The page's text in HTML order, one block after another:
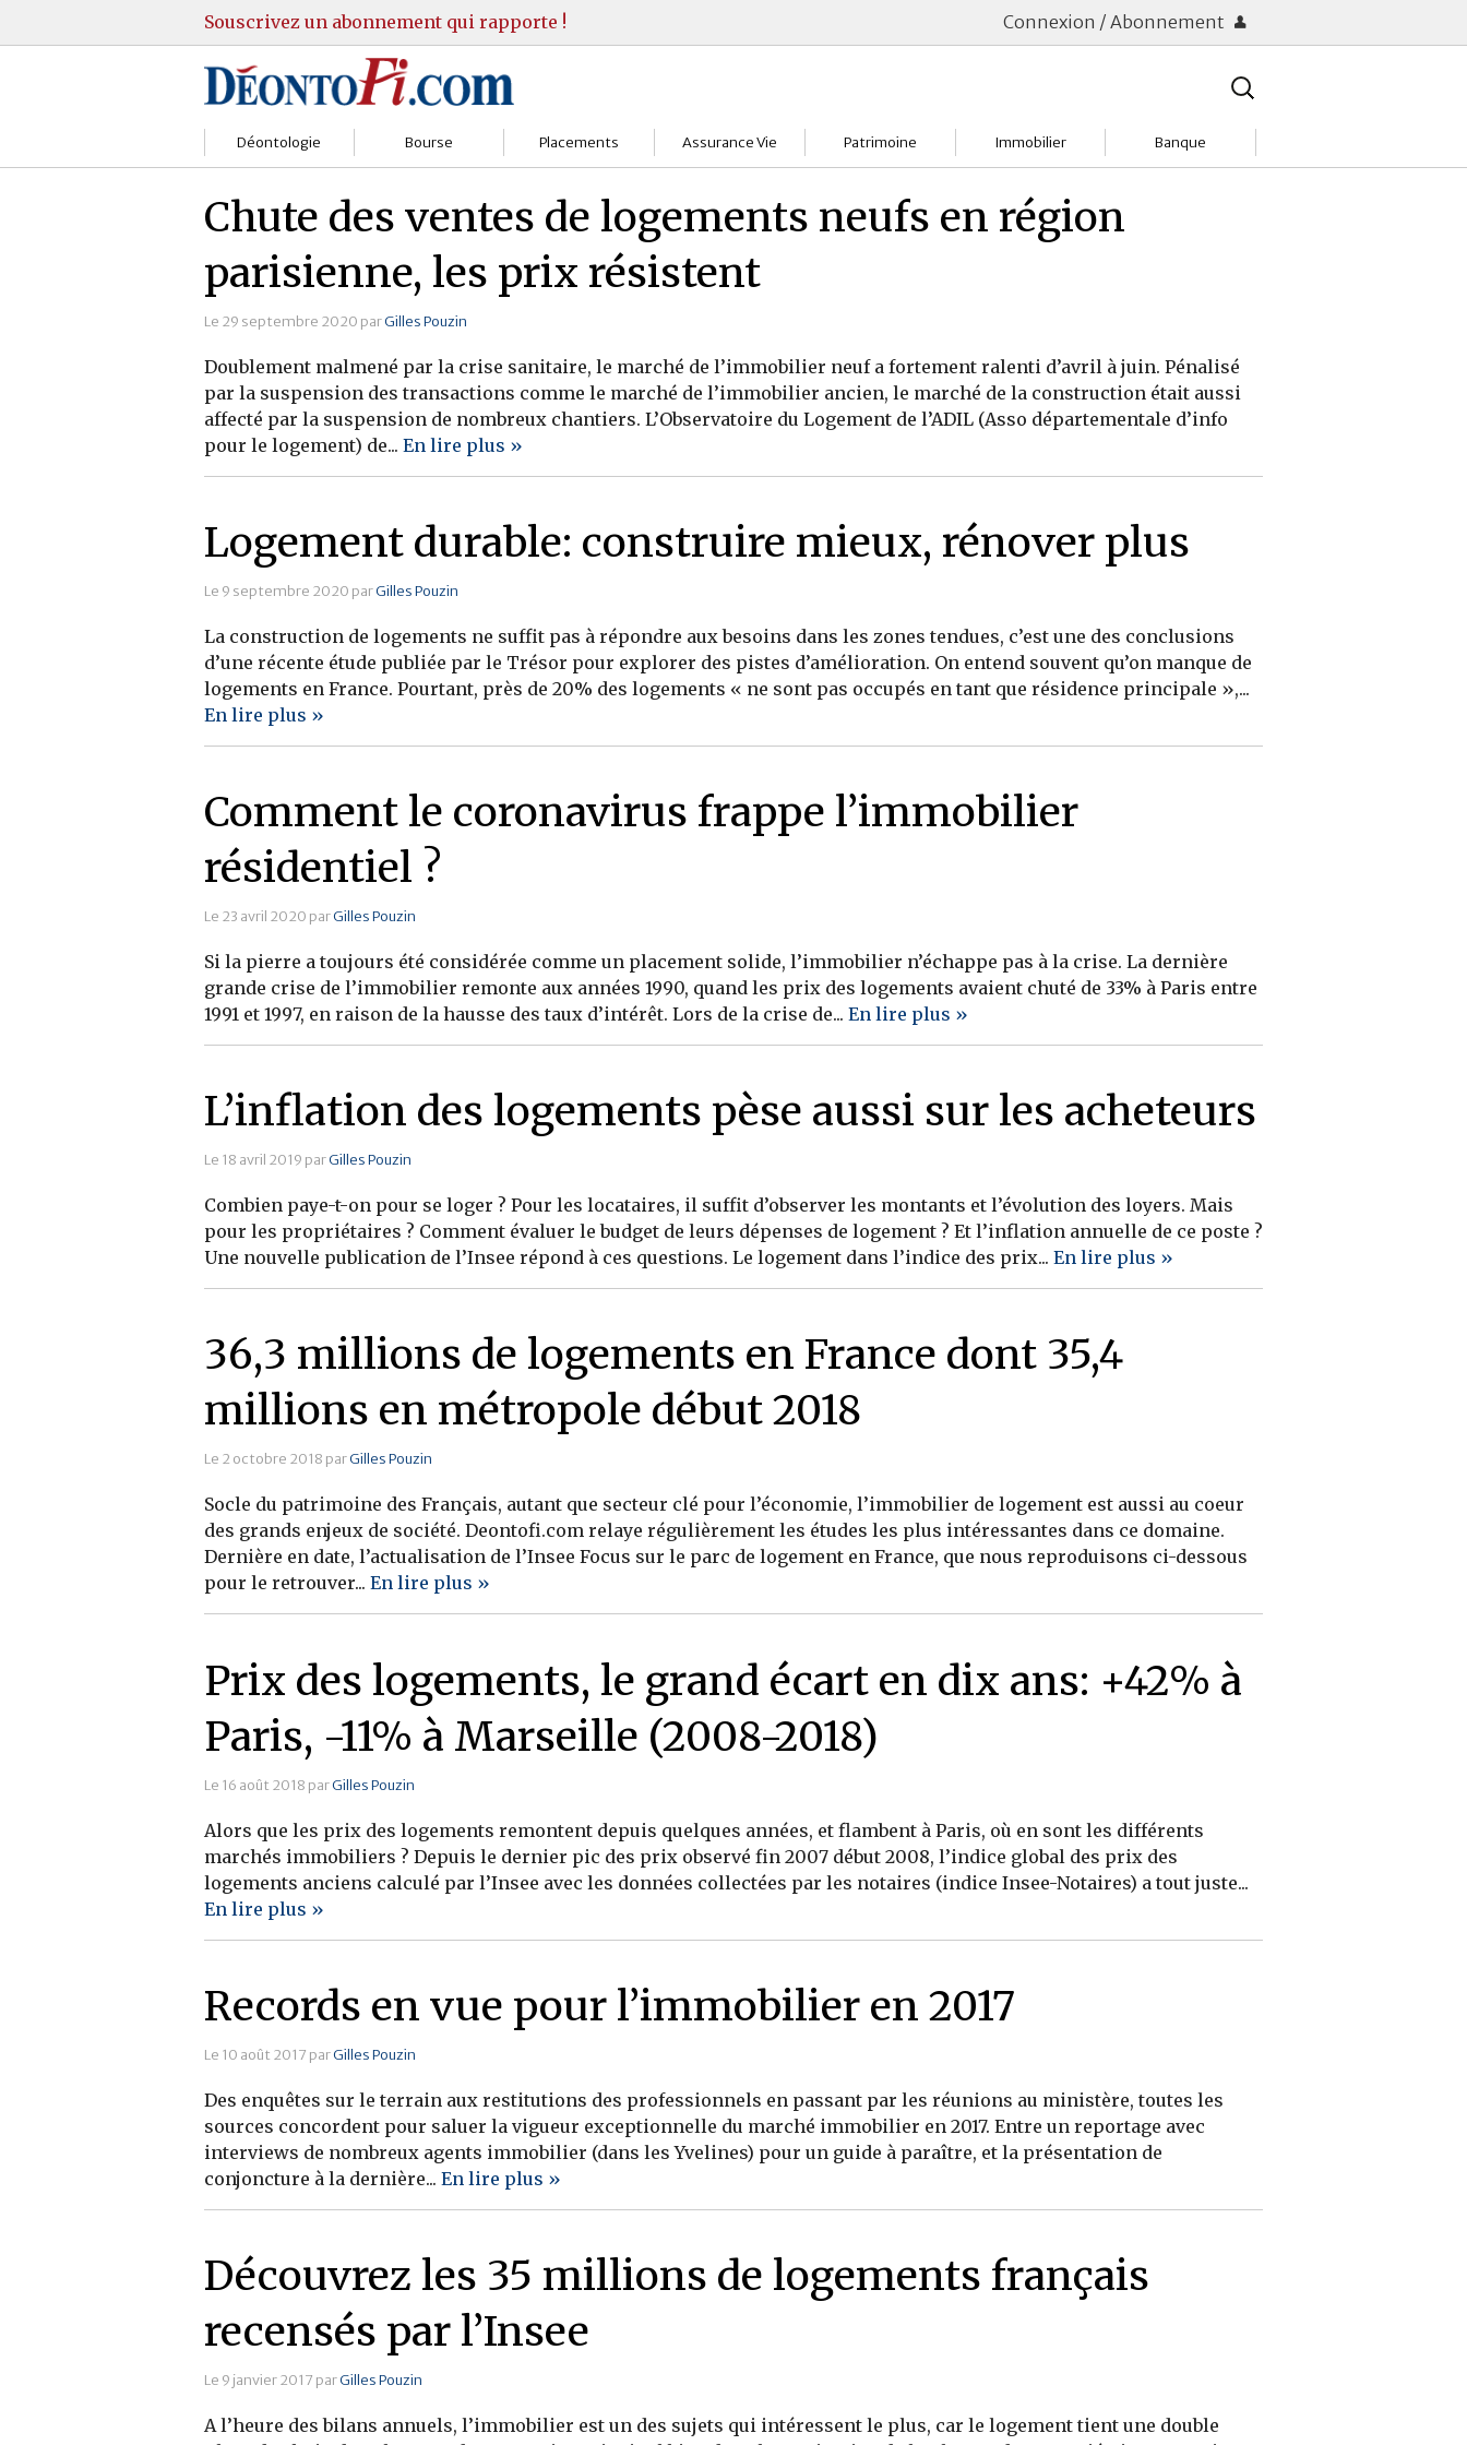
Souscrivez un abonnement qui rapporte ! Connexion / Abonnement
Rechercher
Déontologie
Institutions
Relations clients
Réglementation
Bourse
Guide Sicav
Marchés
Pratique et OST
Placements
Fonds d’investissments
Assurance vie
Immobilier
Assurance Vie
Comprendre
Gérer
Patrimoine
Transmission
Immobilier
Charges
Acheter
Tendances
Banque
Placements & banques
Chute des ventes de logements neufs en région
parisienne, les prix résistent
Le 29 septembre 2020 parGilles Pouzin
Doublement malmené par la crise sanitaire, le marché de l’immobilier neuf a fortement ralenti d’avril à juin. Pénalisé
par la suspension des transactions comme le marché de l’immobilier ancien, le marché de la construction était aussi
affecté par la suspension de nombreux chantiers. L’Observatoire du Logement de l’ADIL (Asso départementale d’info
pour le logement) de... En lire plus »
Logement durable: construire mieux, rénover plus
Le 9 septembre 2020 parGilles Pouzin
La construction de logements ne suffit pas à répondre aux besoins dans les zones tendues, c’est une des conclusions
d’une récente étude publiée par le Trésor pour explorer des pistes d’amélioration. On entend souvent qu’on manque de
logements en France. Pourtant, près de 20% des logements « ne sont pas occupés en tant que résidence principale »,...
En lire plus »
Comment le coronavirus frappe l’immobilier
résidentiel ?
Le 23 avril 2020 parGilles Pouzin
Si la pierre a toujours été considérée comme un placement solide, l’immobilier n’échappe pas à la crise. La dernière
grande crise de l’immobilier remonte aux années 1990, quand les prix des logements avaient chuté de 33% à Paris entre
1991 et 1997, en raison de la hausse des taux d’intérêt. Lors de la crise de... En lire plus »
L’inflation des logements pèse aussi sur les acheteurs
Le 18 avril 2019 parGilles Pouzin
Combien paye-t-on pour se loger ? Pour les locataires, il suffit d’observer les montants et l’évolution des loyers. Mais
pour les propriétaires ? Comment évaluer le budget de leurs dépenses de logement ? Et l’inflation annuelle de ce poste ?
Une nouvelle publication de l’Insee répond à ces questions. Le logement dans l’indice des prix... En lire plus »
36,3 millions de logements en France dont 35,4
millions en métropole début 2018
Le 2 octobre 2018 parGilles Pouzin
Socle du patrimoine des Français, autant que secteur clé pour l’économie, l’immobilier de logement est aussi au coeur
des grands enjeux de société. Deontofi.com relaye régulièrement les études les plus intéressantes dans ce domaine.
Dernière en date, l’actualisation de l’Insee Focus sur le parc de logement en France, que nous reproduisons ci-dessous
pour le retrouver... En lire plus »
Prix des logements, le grand écart en dix ans: +42% à
Paris, -11% à Marseille (2008-2018)
Le 16 août 2018 parGilles Pouzin
Alors que les prix des logements remontent depuis quelques années, et flambent à Paris, où en sont les différents
marchés immobiliers ? Depuis le dernier pic des prix observé fin 2007 début 2008, l’indice global des prix des
logements anciens calculé par l’Insee avec les données collectées par les notaires (indice Insee-Notaires) a tout juste...
En lire plus »
Records en vue pour l’immobilier en 2017
Le 10 août 2017 parGilles Pouzin
Des enquêtes sur le terrain aux restitutions des professionnels en passant par les réunions au ministère, toutes les
sources concordent pour saluer la vigueur exceptionnelle du marché immobilier en 2017. Entre un reportage avec
interviews de nombreux agents immobilier (dans les Yvelines) pour un guide à paraître, et la présentation de
conjoncture à la dernière... En lire plus »
Découvrez les 35 millions de logements français
recensés par l’Insee
Le 9 janvier 2017 parGilles Pouzin
A l’heure des bilans annuels, l’immobilier est un des sujets qui intéressent le plus, car le logement tient une double